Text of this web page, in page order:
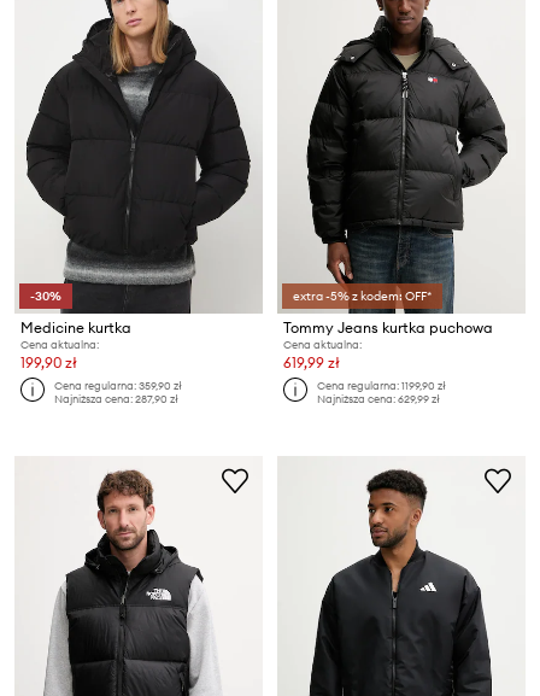
-30%
Medicine kurtka
Cena aktualna:
199,90 zł
Cena regularna:359,90 zł
Najniższa cena:287,90 zł
extra -5% z kodem: OFF*
Tommy Jeans kurtka puchowa
Cena aktualna:
619,99 zł
Cena regularna:1199,90 zł
Najniższa cena:629,99 zł